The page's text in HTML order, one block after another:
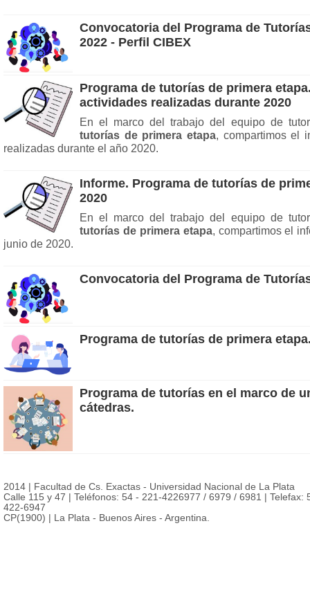
Convocatoria del Programa de
2022 - Perfil CIBEX
Programa de tutorías de primera
actividades realizadas durante 2020
En el marco del trabajo del equipo de
tutorías de primera etapa, compartimos el
realizadas durante el año 2020.
Informe. Programa de tutorías de
2020
En el marco del trabajo del equipo de
tutorías de primera etapa, compartimos el
junio de 2020.
Convocatoria del Programa de
Programa de tutorías de primera
Programa de tutorías en el marco de
cátedras.
2014 | Facultad de Cs. Exactas - Universidad Nacional de La Plata
Calle 115 y 47 | Teléfonos: 54 - 221-4226977 / 6979 / 6981 | Telefax:
422-6947
CP(1900) | La Plata - Buenos Aires - Argentina.